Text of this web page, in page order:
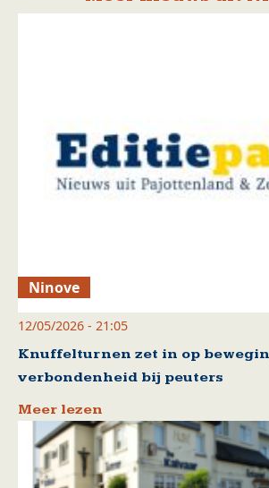
Ninove
12/05/2026 - 21:05
Knuffelturnen zet in op
verbondenheid bij peuters
Meer lezen